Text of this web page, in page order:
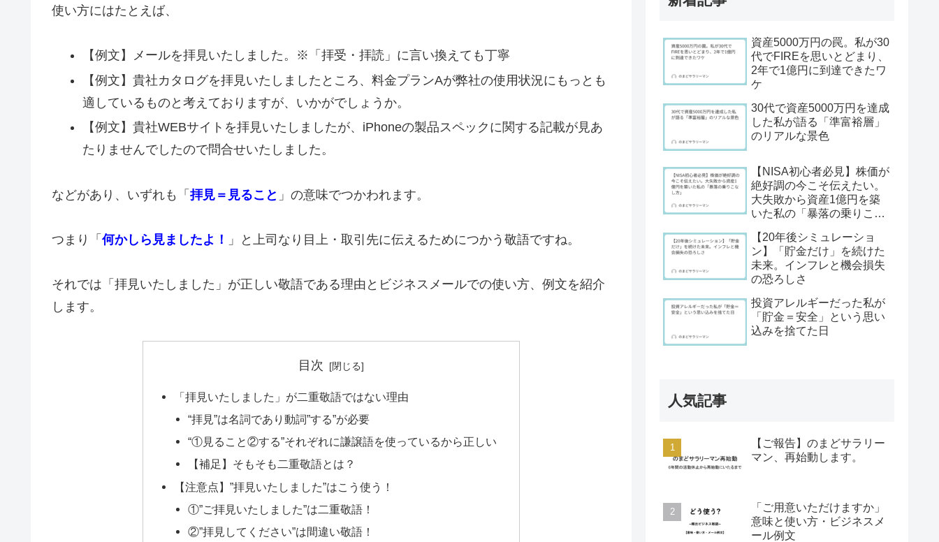
使い方にはたとえば、
【例文】メールを拝見いたしました。※「拝受・拝読」に言い換えても丁寧
【例文】貴社カタログを拝見いたしましたところ、料金プランAが弊社の使用状況にもっとも
適しているものと考えておりますが、いかがでしょうか。
【例文】貴社WEBサイトを拝見いたしましたが、iPhoneの製品スペックに関する記載が見あ
たりませんでしたので問合せいたしました。
などがあり、いずれも「 拝見＝見ること 」の意味でつかわれます。
つまり「 何かしら見ましたよ！ 」と上司なり目上・取引先に伝えるためにつかう敬語ですね。
それでは「拝見いたしました」が正しい敬語である理由とビジネスメールでの使い方、例文を紹介
します。
目次
「拝見いたしました」が二重敬語ではない理由
“拝見”は名詞であり動詞”する”が必要
“①見ること②する”それぞれに謙譲語を使っているから正しい
【補足】そもそも二重敬語とは？
【注意点】”拝見いたしました”はこう使う！
①”ご拝見いたしました”は二重敬語！
②”拝見してください”は間違い敬語！
資産5000万円の罠。私が30
代でFIREを思いとどまり、
2年で1億円に到達できたワ
ケ
30代で資産5000万円を達成
した私が語る「準富裕層」
のリアルな景色
【NISA初心者必見】株価が
絶好調の今こそ伝えたい。
大失敗から資産1億円を築
いた私の「暴落の乗りこな
【20年後シミュレーショ
ン】「貯金だけ」を続けた
未来。インフレと機会損失
の恐ろしさ
投資アレルギーだった私が
「貯金＝安全」という思い
込みを捨てた日
人気記事
【ご報告】のまどサラリー
マン、再始動します。
「ご用意いただけますか」
意味と使い方・ビジネスメ
ール例文